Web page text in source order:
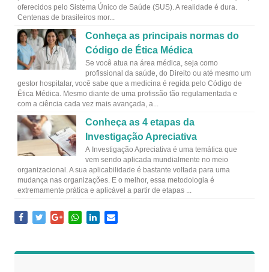
oferecidos pelo Sistema Único de Saúde (SUS). A realidade é dura.
Centenas de brasileiros mor...
Conheça as principais normas do
Código de Ética Médica
Se você atua na área médica, seja como
profissional da saúde, do Direito ou até mesmo um
gestor hospitalar, você sabe que a medicina é regida pelo Código de
Ética Médica. Mesmo diante de uma profissão tão regulamentada e
com a ciência cada vez mais avançada, a...
Conheça as 4 etapas da
Investigação Apreciativa
A Investigação Apreciativa é uma temática que
vem sendo aplicada mundialmente no meio
organizacional. A sua aplicabilidade é bastante voltada para uma
mudança nas organizações. E o melhor, essa metodologia é
extremamente prática e aplicável a partir de etapas ...